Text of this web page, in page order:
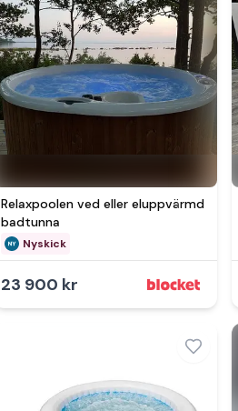
Relaxpoolen ved eller eluppvärmd
badtunna
Nyskick
23 900 kr